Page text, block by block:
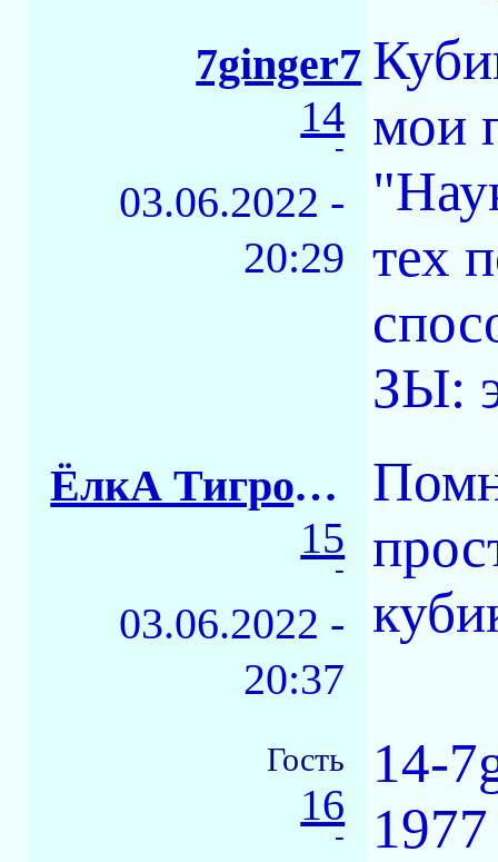
7ginger7
14
-
03.06.2022 -
20:29
мои
тех
ЗЫ:
ЁлкА ТигровАЯ
15
-
03.06.2022 -
20:37
Гость
16
-
14-